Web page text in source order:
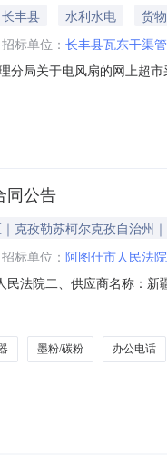
丰县 水利水电
货物
招标单位： 长丰县瓦东干渠
分局关于电风扇的网上超
息交易方式:议价采购成
同公告
克孜勒苏柯尔克孜自治州
招标单位： 阿图什市人民法院
民法院二、供应商名称：
本电脑包TOMTOCH71
墨粉/碳粉 办公电话